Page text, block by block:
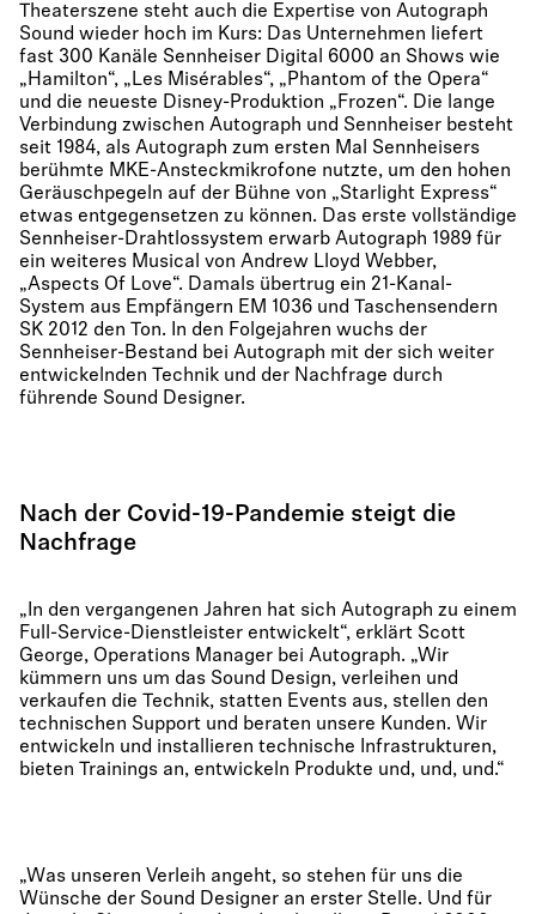
Theaterszene steht auch die Expertise von Autograph
Sound wieder hoch im Kurs: Das Unternehmen liefert
fast 300 Kanäle Sennheiser Digital 6000 an Shows wie
„Hamilton“, „Les Misérables“, „Phantom of the Opera“
und die neueste Disney-Produktion „Frozen“. Die lange
Verbindung zwischen Autograph und Sennheiser besteht
seit 1984, als Autograph zum ersten Mal Sennheisers
berühmte MKE-Ansteckmikrofone nutzte, um den hohen
Geräuschpegeln auf der Bühne von „Starlight Express“
etwas entgegensetzen zu können. Das erste vollständige
Sennheiser-Drahtlossystem erwarb Autograph 1989 für
ein weiteres Musical von Andrew Lloyd Webber,
„Aspects Of Love“. Damals übertrug ein 21-Kanal-
System aus Empfängern EM 1036 und Taschensendern
SK 2012 den Ton. In den Folgejahren wuchs der
Sennheiser-Bestand bei Autograph mit der sich weiter
entwickelnden Technik und der Nachfrage durch
führende Sound Designer.
Nach der Covid-19-Pandemie steigt die
Nachfrage
„In den vergangenen Jahren hat sich Autograph zu einem
Full-Service-Dienstleister entwickelt“, erklärt Scott
George, Operations Manager bei Autograph. „Wir
kümmern uns um das Sound Design, verleihen und
verkaufen die Technik, statten Events aus, stellen den
technischen Support und beraten unsere Kunden. Wir
entwickeln und installieren technische Infrastrukturen,
bieten Trainings an, entwickeln Produkte und, und, und.“
„Was unseren Verleih angeht, so stehen für uns die
Wünsche der Sound Designer an erster Stelle. Und für